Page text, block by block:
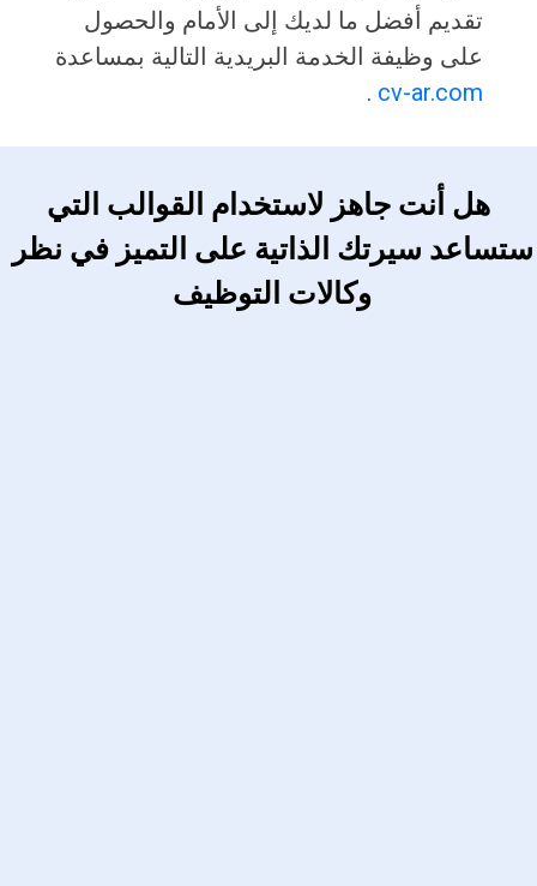
تقديم أفضل ما لديك إلى الأمام والحصول
على وظيفة الخدمة البريدية التالية بمساعدة
cv-ar.com
.
هل أنت جاهز لاستخدام القوالب التي
ستساعد سيرتك الذاتية على التميز في نظر
وكالات التوظيف